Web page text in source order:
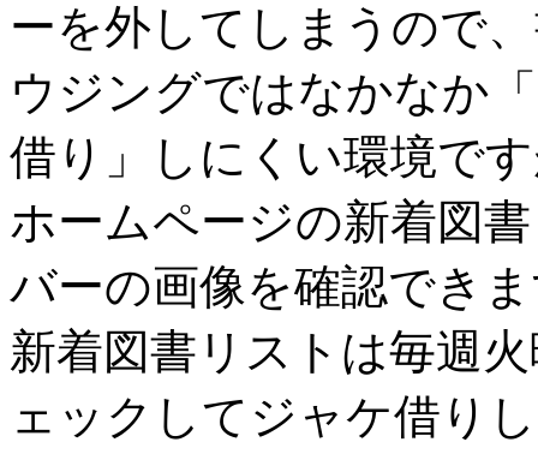
ーを外してしまうので
ウジングではなかなか
借り」しにくい環境で
ホームページの新着図
バーの画像を確認でき
新着図書リストは毎週
ェックしてジャケ借り